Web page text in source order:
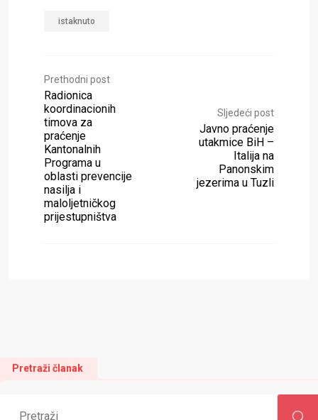
istaknuto
Prethodni post
Radionica
koordinacionih
timova za
praćenje
Kantonalnih
Programa u
oblasti prevencije
nasilja i
maloljetničkog
prijestupništva
Sljedeći post
Javno praćenje
utakmice BiH –
Italija na
Panonskim
jezerima u Tuzli
Pretraži članak